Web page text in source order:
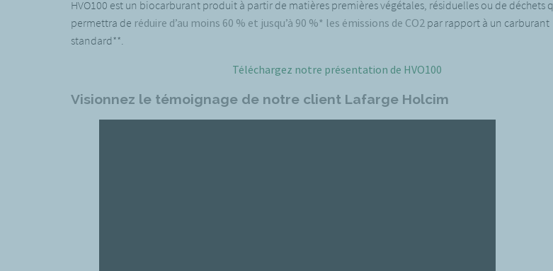
HVO100 est un biocarburant produit à partir de matières premières végétales, résiduelles ou de déchets
permettra de réduire d’au moins 60 % et jusqu’à 90 %* les émissions de CO2par rapport à un carburant
standard**.
Téléchargez notre présentation de HVO100
Visionnez le témoignage de notre client Lafarge Holcim